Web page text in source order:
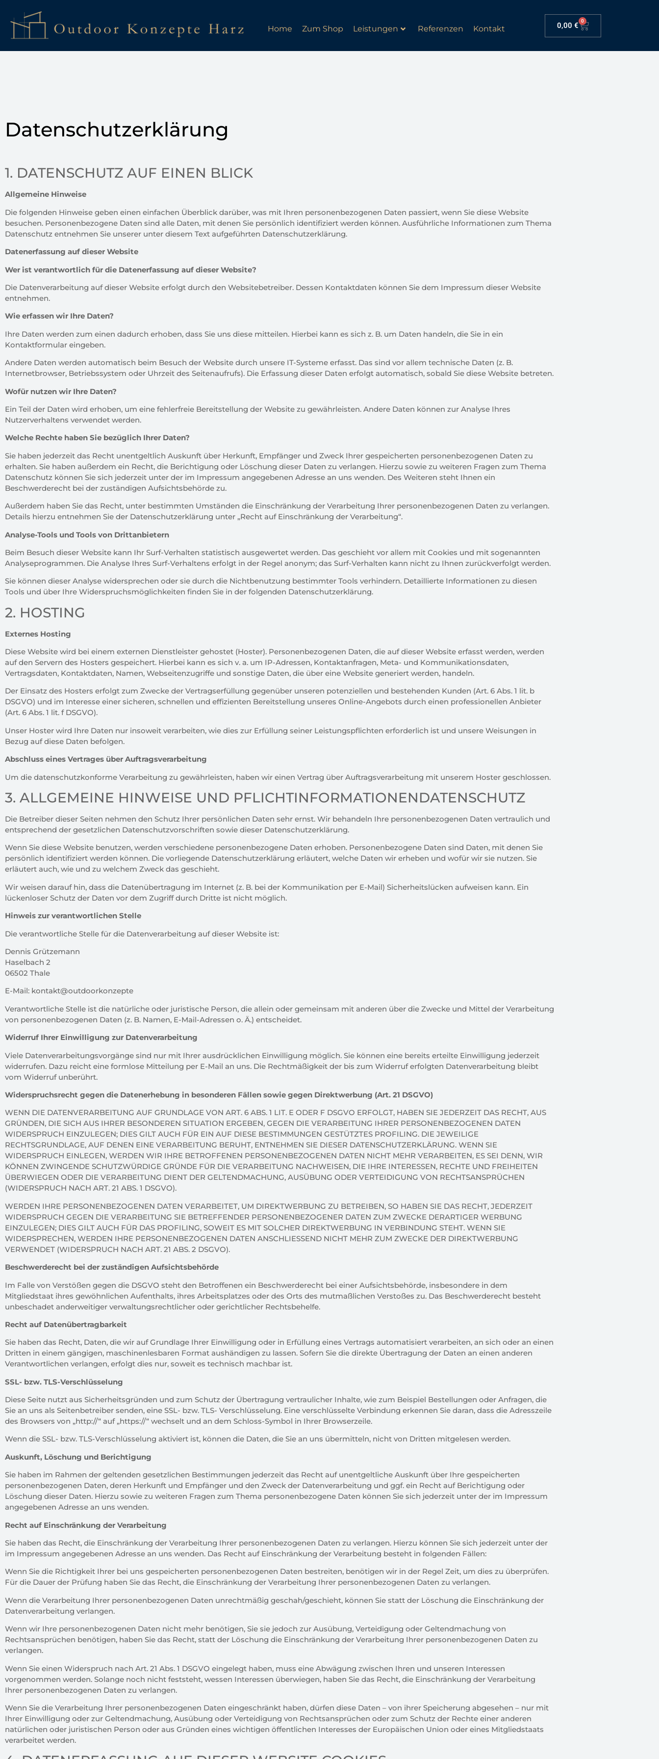
Home Zum Shop Leistungen Referenzen Kontakt 0,00€
0
Datenschutzerklärung
1. DATENSCHUTZ AUF EINEN BLICK
Allgemeine Hinweise
Die folgenden Hinweise geben einen einfachen Überblick darüber, was mit Ihren personenbezogenen Daten passiert, wenn Sie diese Website
besuchen. Personenbezogene Daten sind alle Daten, mit denen Sie persönlich identifiziert werden können. Ausführliche Informationen zum Thema
Datenschutz entnehmen Sie unserer unter diesem Text aufgeführten Datenschutzerklärung.
Datenerfassung auf dieser Website
Wer ist verantwortlich für die Datenerfassung auf dieser Website?
Die Datenverarbeitung auf dieser Website erfolgt durch den Websitebetreiber. Dessen Kontaktdaten können Sie dem Impressum dieser Website
entnehmen.
Wie erfassen wir Ihre Daten?
Ihre Daten werden zum einen dadurch erhoben, dass Sie uns diese mitteilen. Hierbei kann es sich z. B. um Daten handeln, die Sie in ein
Kontaktformular eingeben.
Andere Daten werden automatisch beim Besuch der Website durch unsere IT-Systeme erfasst. Das sind vor allem technische Daten (z. B.
Internetbrowser, Betriebssystem oder Uhrzeit des Seitenaufrufs). Die Erfassung dieser Daten erfolgt automatisch, sobald Sie diese Website betreten.
Wofür nutzen wir Ihre Daten?
Ein Teil der Daten wird erhoben, um eine fehlerfreie Bereitstellung der Website zu gewährleisten. Andere Daten können zur Analyse Ihres
Nutzerverhaltens verwendet werden.
Welche Rechte haben Sie bezüglich Ihrer Daten?
Sie haben jederzeit das Recht unentgeltlich Auskunft über Herkunft, Empfänger und Zweck Ihrer gespeicherten personenbezogenen Daten zu
erhalten. Sie haben außerdem ein Recht, die Berichtigung oder Löschung dieser Daten zu verlangen. Hierzu sowie zu weiteren Fragen zum Thema
Datenschutz können Sie sich jederzeit unter der im Impressum angegebenen Adresse an uns wenden. Des Weiteren steht Ihnen ein
Beschwerderecht bei der zuständigen Aufsichtsbehörde zu.
Außerdem haben Sie das Recht, unter bestimmten Umständen die Einschränkung der Verarbeitung Ihrer personenbezogenen Daten zu verlangen.
Details hierzu entnehmen Sie der Datenschutzerklärung unter „Recht auf Einschränkung der Verarbeitung“.
Analyse-Tools und Tools von Drittanbietern
Beim Besuch dieser Website kann Ihr Surf-Verhalten statistisch ausgewertet werden. Das geschieht vor allem mit Cookies und mit sogenannten
Analyseprogrammen. Die Analyse Ihres Surf-Verhaltens erfolgt in der Regel anonym; das Surf-Verhalten kann nicht zu Ihnen zurückverfolgt werden.
Sie können dieser Analyse widersprechen oder sie durch die Nichtbenutzung bestimmter Tools verhindern. Detaillierte Informationen zu diesen
Tools und über Ihre Widerspruchsmöglichkeiten finden Sie in der folgenden Datenschutzerklärung.
2. HOSTING
Externes Hosting
Diese Website wird bei einem externen Dienstleister gehostet (Hoster). Personenbezogenen Daten, die auf dieser Website erfasst werden, werden
auf den Servern des Hosters gespeichert. Hierbei kann es sich v. a. um IP-Adressen, Kontaktanfragen, Meta- und Kommunikationsdaten,
Vertragsdaten, Kontaktdaten, Namen, Webseitenzugriffe und sonstige Daten, die über eine Website generiert werden, handeln.
Der Einsatz des Hosters erfolgt zum Zwecke der Vertragserfüllung gegenüber unseren potenziellen und bestehenden Kunden (Art. 6 Abs. 1 lit. b
DSGVO) und im Interesse einer sicheren, schnellen und effizienten Bereitstellung unseres Online-Angebots durch einen professionellen Anbieter
(Art. 6 Abs. 1 lit. f DSGVO).
Unser Hoster wird Ihre Daten nur insoweit verarbeiten, wie dies zur Erfüllung seiner Leistungspflichten erforderlich ist und unsere Weisungen in
Bezug auf diese Daten befolgen.
Abschluss eines Vertrages über Auftragsverarbeitung
Um die datenschutzkonforme Verarbeitung zu gewährleisten, haben wir einen Vertrag über Auftragsverarbeitung mit unserem Hoster geschlossen.
3. ALLGEMEINE HINWEISE UND PFLICHTINFORMATIONENDATENSCHUTZ
Die Betreiber dieser Seiten nehmen den Schutz Ihrer persönlichen Daten sehr ernst. Wir behandeln Ihre personenbezogenen Daten vertraulich und
entsprechend der gesetzlichen Datenschutzvorschriften sowie dieser Datenschutzerklärung.
Wenn Sie diese Website benutzen, werden verschiedene personenbezogene Daten erhoben. Personenbezogene Daten sind Daten, mit denen Sie
persönlich identifiziert werden können. Die vorliegende Datenschutzerklärung erläutert, welche Daten wir erheben und wofür wir sie nutzen. Sie
erläutert auch, wie und zu welchem Zweck das geschieht.
Wir weisen darauf hin, dass die Datenübertragung im Internet (z. B. bei der Kommunikation per E-Mail) Sicherheitslücken aufweisen kann. Ein
lückenloser Schutz der Daten vor dem Zugriff durch Dritte ist nicht möglich.
Hinweis zur verantwortlichen Stelle
Die verantwortliche Stelle für die Datenverarbeitung auf dieser Website ist:
Dennis Grützemann
Haselbach 2
06502 Thale
E-Mail: kontakt@outdoorkonzepte
Verantwortliche Stelle ist die natürliche oder juristische Person, die allein oder gemeinsam mit anderen über die Zwecke und Mittel der Verarbeitung
von personenbezogenen Daten (z. B. Namen, E-Mail-Adressen o. Ä.) entscheidet.
Widerruf Ihrer Einwilligung zur Datenverarbeitung
Viele Datenverarbeitungsvorgänge sind nur mit Ihrer ausdrücklichen Einwilligung möglich. Sie können eine bereits erteilte Einwilligung jederzeit
widerrufen. Dazu reicht eine formlose Mitteilung per E-Mail an uns. Die Rechtmäßigkeit der bis zum Widerruf erfolgten Datenverarbeitung bleibt
vom Widerruf unberührt.
Widerspruchsrecht gegen die Datenerhebung in besonderen Fällen sowie gegen Direktwerbung (Art. 21 DSGVO)
WENN DIE DATENVERARBEITUNG AUF GRUNDLAGE VON ART. 6 ABS. 1 LIT. E ODER F DSGVO ERFOLGT, HABEN SIE JEDERZEIT DAS RECHT, AUS
GRÜNDEN, DIE SICH AUS IHRER BESONDEREN SITUATION ERGEBEN, GEGEN DIE VERARBEITUNG IHRER PERSONENBEZOGENEN DATEN
WIDERSPRUCH EINZULEGEN; DIES GILT AUCH FÜR EIN AUF DIESE BESTIMMUNGEN GESTÜTZTES PROFILING. DIE JEWEILIGE
RECHTSGRUNDLAGE, AUF DENEN EINE VERARBEITUNG BERUHT, ENTNEHMEN SIE DIESER DATENSCHUTZERKLÄRUNG. WENN SIE
WIDERSPRUCH EINLEGEN, WERDEN WIR IHRE BETROFFENEN PERSONENBEZOGENEN DATEN NICHT MEHR VERARBEITEN, ES SEI DENN, WIR
KÖNNEN ZWINGENDE SCHUTZWÜRDIGE GRÜNDE FÜR DIE VERARBEITUNG NACHWEISEN, DIE IHRE INTERESSEN, RECHTE UND FREIHEITEN
ÜBERWIEGEN ODER DIE VERARBEITUNG DIENT DER GELTENDMACHUNG, AUSÜBUNG ODER VERTEIDIGUNG VON RECHTSANSPRÜCHEN
(WIDERSPRUCH NACH ART. 21 ABS. 1 DSGVO).
WERDEN IHRE PERSONENBEZOGENEN DATEN VERARBEITET, UM DIREKTWERBUNG ZU BETREIBEN, SO HABEN SIE DAS RECHT, JEDERZEIT
WIDERSPRUCH GEGEN DIE VERARBEITUNG SIE BETREFFENDER PERSONENBEZOGENER DATEN ZUM ZWECKE DERARTIGER WERBUNG
EINZULEGEN; DIES GILT AUCH FÜR DAS PROFILING, SOWEIT ES MIT SOLCHER DIREKTWERBUNG IN VERBINDUNG STEHT. WENN SIE
WIDERSPRECHEN, WERDEN IHRE PERSONENBEZOGENEN DATEN ANSCHLIESSEND NICHT MEHR ZUM ZWECKE DER DIREKTWERBUNG
VERWENDET (WIDERSPRUCH NACH ART. 21 ABS. 2 DSGVO).
Beschwerderecht bei der zuständigen Aufsichtsbehörde
Im Falle von Verstößen gegen die DSGVO steht den Betroffenen ein Beschwerderecht bei einer Aufsichtsbehörde, insbesondere in dem
Mitgliedstaat ihres gewöhnlichen Aufenthalts, ihres Arbeitsplatzes oder des Orts des mutmaßlichen Verstoßes zu. Das Beschwerderecht besteht
unbeschadet anderweitiger verwaltungsrechtlicher oder gerichtlicher Rechtsbehelfe.
Recht auf Datenübertragbarkeit
Sie haben das Recht, Daten, die wir auf Grundlage Ihrer Einwilligung oder in Erfüllung eines Vertrags automatisiert verarbeiten, an sich oder an einen
Dritten in einem gängigen, maschinenlesbaren Format aushändigen zu lassen. Sofern Sie die direkte Übertragung der Daten an einen anderen
Verantwortlichen verlangen, erfolgt dies nur, soweit es technisch machbar ist.
SSL- bzw. TLS-Verschlüsselung
Diese Seite nutzt aus Sicherheitsgründen und zum Schutz der Übertragung vertraulicher Inhalte, wie zum Beispiel Bestellungen oder Anfragen, die
Sie an uns als Seitenbetreiber senden, eine SSL- bzw. TLS- Verschlüsselung. Eine verschlüsselte Verbindung erkennen Sie daran, dass die Adresszeile
des Browsers von „http://“ auf „https://“ wechselt und an dem Schloss-Symbol in Ihrer Browserzeile.
Wenn die SSL- bzw. TLS-Verschlüsselung aktiviert ist, können die Daten, die Sie an uns übermitteln, nicht von Dritten mitgelesen werden.
Auskunft, Löschung und Berichtigung
Sie haben im Rahmen der geltenden gesetzlichen Bestimmungen jederzeit das Recht auf unentgeltliche Auskunft über Ihre gespeicherten
personenbezogenen Daten, deren Herkunft und Empfänger und den Zweck der Datenverarbeitung und ggf. ein Recht auf Berichtigung oder
Löschung dieser Daten. Hierzu sowie zu weiteren Fragen zum Thema personenbezogene Daten können Sie sich jederzeit unter der im Impressum
angegebenen Adresse an uns wenden.
Recht auf Einschränkung der Verarbeitung
Sie haben das Recht, die Einschränkung der Verarbeitung Ihrer personenbezogenen Daten zu verlangen. Hierzu können Sie sich jederzeit unter der
im Impressum angegebenen Adresse an uns wenden. Das Recht auf Einschränkung der Verarbeitung besteht in folgenden Fällen:
Wenn Sie die Richtigkeit Ihrer bei uns gespeicherten personenbezogenen Daten bestreiten, benötigen wir in der Regel Zeit, um dies zu überprüfen.
Für die Dauer der Prüfung haben Sie das Recht, die Einschränkung der Verarbeitung Ihrer personenbezogenen Daten zu verlangen.
Wenn die Verarbeitung Ihrer personenbezogenen Daten unrechtmäßig geschah/geschieht, können Sie statt der Löschung die Einschränkung der
Datenverarbeitung verlangen.
Wenn wir Ihre personenbezogenen Daten nicht mehr benötigen, Sie sie jedoch zur Ausübung, Verteidigung oder Geltendmachung von
Rechtsansprüchen benötigen, haben Sie das Recht, statt der Löschung die Einschränkung der Verarbeitung Ihrer personenbezogenen Daten zu
verlangen.
Wenn Sie einen Widerspruch nach Art. 21 Abs. 1 DSGVO eingelegt haben, muss eine Abwägung zwischen Ihren und unseren Interessen
vorgenommen werden. Solange noch nicht feststeht, wessen Interessen überwiegen, haben Sie das Recht, die Einschränkung der Verarbeitung
Ihrer personenbezogenen Daten zu verlangen.
Wenn Sie die Verarbeitung Ihrer personenbezogenen Daten eingeschränkt haben, dürfen diese Daten – von ihrer Speicherung abgesehen – nur mit
Ihrer Einwilligung oder zur Geltendmachung, Ausübung oder Verteidigung von Rechtsansprüchen oder zum Schutz der Rechte einer anderen
natürlichen oder juristischen Person oder aus Gründen eines wichtigen öffentlichen Interesses der Europäischen Union oder eines Mitgliedstaats
verarbeitet werden.